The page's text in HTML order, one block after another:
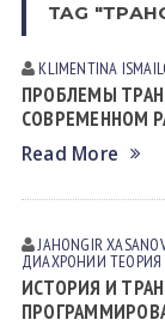
TAG
KLIMENTINA
ПРОБЛЕМЫ
СОВРЕМЕННОМ
Read More
JAHONGIR
ДИАХРОНИИ
ИСТОРИЯ И